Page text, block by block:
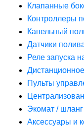
Клапанные
Контроллеры
Капельный
Датчики
Реле запуска
Пульты
Экомат /
Аксессуары и